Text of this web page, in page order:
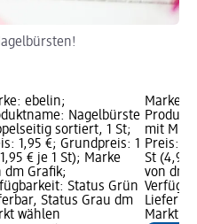
ebelin;
Nagelbürste
sortiert, 1 St;
1,95 €; Grundpreis: 1
€ je 1 St); Marke
dm Grafik;
Status Grün
Status Grau dm
wählen
Marke:
mit
Preis:
St (4,95
von dm
Markt